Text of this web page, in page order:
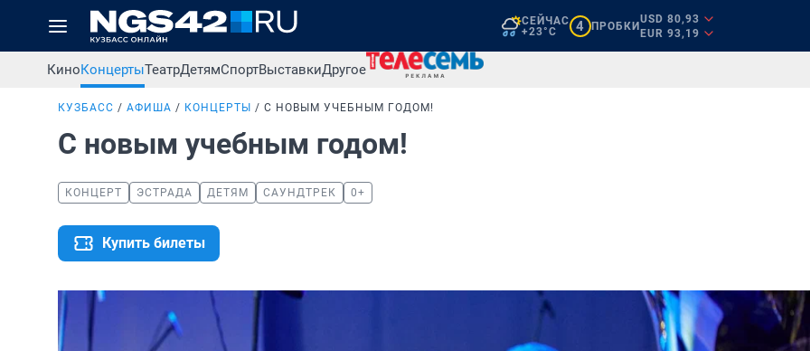
СЕЙЧАС
+23°C
4 ПРОБКИ
USD 80,93
EUR 93,19
КиноКонцертыТеатрДетямСпортВыставкиДругое
КУЗБАСС АФИША КОНЦЕРТЫ С НОВЫМ УЧЕБНЫМ ГОДОМ!
С новым учебным годом!
КОНЦЕРТ ЭСТРАДА ДЕТЯМ САУНДТРЕК 0+
Купить билеты